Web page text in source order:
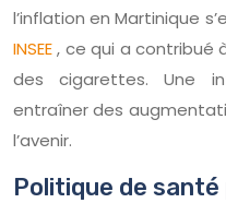
l’inflation en Martinique
INSEE, ce qui a contribué
des cigarettes. Une
entraîner des
l’avenir.
Politique de santé